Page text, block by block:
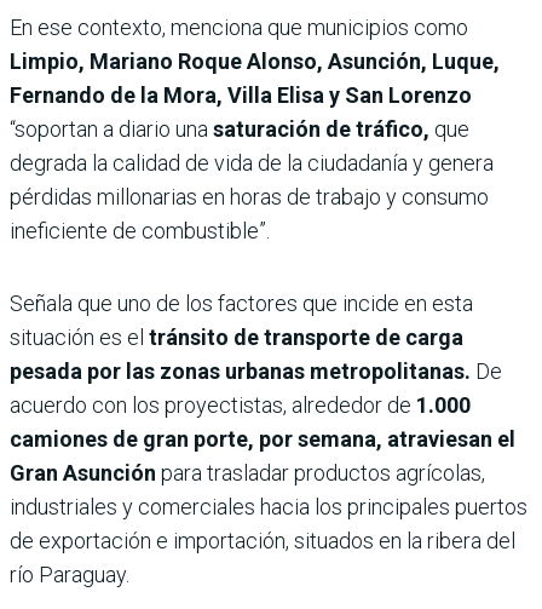
En ese contexto, menciona que municipios como
Limpio, Mariano Roque Alonso, Asunción, Luque,
Fernando de la Mora, Villa Elisa y San Lorenzo
“soportan a diario una saturación de tráfico, que
degrada la calidad de vida de la ciudadanía y genera
pérdidas millonarias en horas de trabajo y consumo
ineficiente de combustible”.
Señala que uno de los factores que incide en esta
situación es el tránsito de transporte de carga
pesada por las zonas urbanas metropolitanas. De
acuerdo con los proyectistas, alrededor de 1.000
camiones de gran porte, por semana, atraviesan el
Gran Asunción para trasladar productos agrícolas,
industriales y comerciales hacia los principales puertos
de exportación e importación, situados en la ribera del
río Paraguay.